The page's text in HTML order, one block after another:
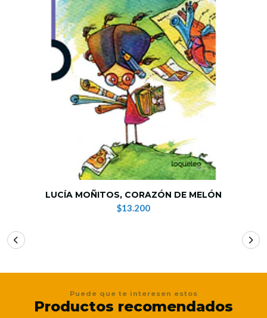
LUCÍA MOÑITOS, CORAZÓN DE MELÓN
$13.200
Puede que te interesen estos
Productos recomendados